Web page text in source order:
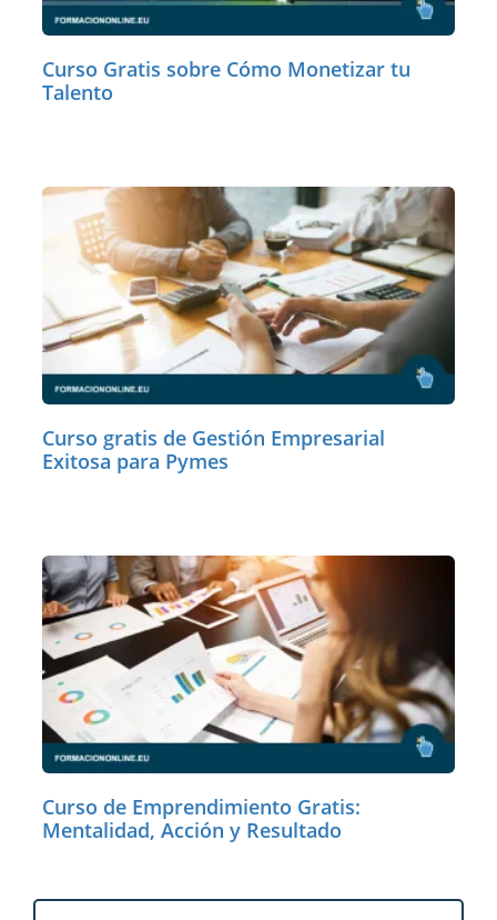
Curso Gratis sobre Cómo Monetizar tu
Talento
Curso gratis de Gestión Empresarial
Exitosa para Pymes
Curso de Emprendimiento Gratis:
Mentalidad, Acción y Resultado